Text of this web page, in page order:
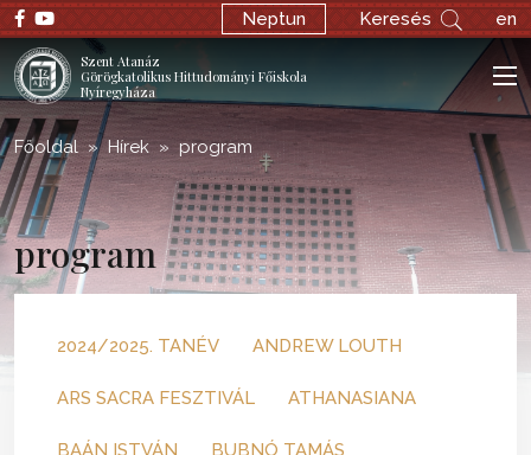
Neptun Keresés en
Szent Atanáz
Görögkatolikus Hittudományi Főiskola
Nyíregyháza
Főoldal Hírek program
program
2024/2025. TANÉV ANDREW LOUTH
ARS SACRA FESZTIVÁL ATHANASIANA
BAÁN ISTVÁN BUBNÓ TAMÁS